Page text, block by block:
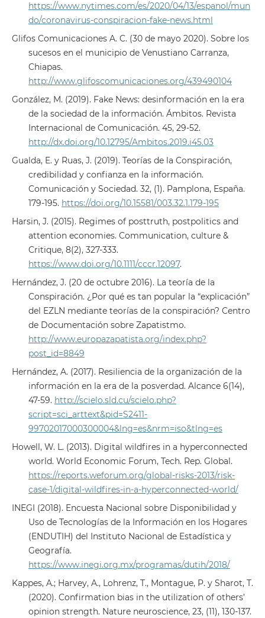
https://www.nytimes.com/es/2020/04/13/espanol/mun
do/coronavirus-conspiracion-fake-news.html
Glifos Comunicaciones A. C. (30 de mayo 2020). Sobre los
sucesos en el municipio de Venustiano Carranza,
Chiapas.
http://www.glifoscomunicaciones.org/439490104
González, M. (2019). Fake News: desinformación en la era
de la sociedad de la información. Ámbitos. Revista
Internacional de Comunicación. 45, 29-52.
http://dx.doi.org/10.12795/Ambitos.2019.i45.03
Gualda, E. y Ruas, J. (2019). Teorías de la Conspiración,
credibilidad y confianza en la información.
Comunicación y Sociedad. 32, (1). Pamplona, España.
179-195. https://doi.org/10.15581/003.32.1.179-195
Harsin, J. (2015). Regimes of posttruth, postpolitics and
attention economies. Communication, culture &
Critique, 8(2), 327-333.
https://www.doi.org/10.1111/cccr.12097.
Hernández, J. (20 de octubre 2016). La teoría de la
Conspiración. ¿Por qué es tan popular la “explicación”
del EZLN mediante teorías de la conspiración? Centro
de Documentación sobre Zapatistmo.
http://www.europazapatista.org/index.php?
post_id=8849
Hernández, A. (2017). Resiliencia de la organización de la
información en la era de la posverdad. Alcance 6(14),
47-59. http://scielo.sld.cu/scielo.php?
script=sci_arttext&pid=S2411-
99702017000300004&lng=es&nrm=iso&tlng=es
Howell, W. L. (2013). Digital wildfires in a hyperconnected
world. World Economic Forum, Tech. Rep. Global.
https://reports.weforum.org/global-risks-2013/risk-
case-1/digital-wildfires-in-a-hyperconnected-world/
INEGI (2018). Encuesta Nacional sobre Disponibilidad y
Uso de Tecnologías de la Información en los Hogares
(ENDUTIH) del Instituto Nacional de Estadística y
Geografía.
https://www.inegi.org.mx/programas/dutih/2018/
Kappes, A.; Harvey, A., Lohrenz, T., Montague, P. y Sharot, T.
(2020). Confirmation bias in the utilization of others’
opinion strength. Nature neuroscience, 23, (11), 130-137.